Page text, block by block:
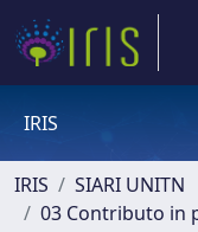
IRIS
IRIS
SIARI UNITN
03 Contributo in